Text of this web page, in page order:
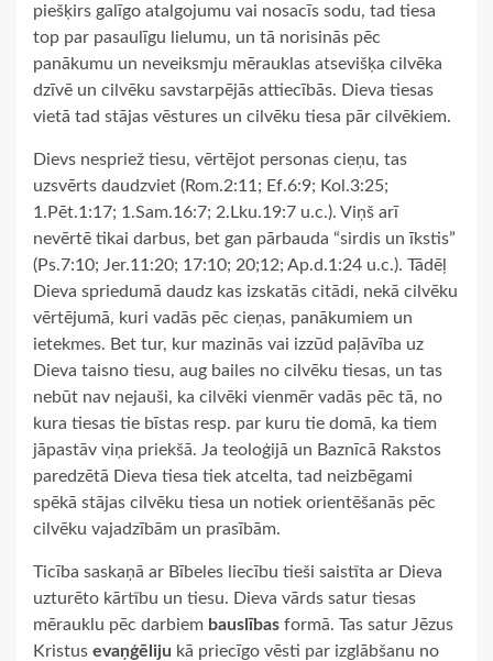
piešķirs galīgo atalgojumu vai nosacīs sodu, tad tiesa
top par pasaulīgu lielumu, un tā norisinās pēc
panākumu un neveiksmju mērauklas atsevišķa cilvēka
dzīvē un cilvēku savstarpējās attiecībās. Dieva tiesas
vietā tad stājas vēstures un cilvēku tiesa pār cilvēkiem.
Dievs nespriež tiesu, vērtējot personas cieņu, tas
uzsvērts daudzviet (Rom.2:11; Ef.6:9; Kol.3:25;
1.Pēt.1:17; 1.Sam.16:7; 2.Lku.19:7 u.c.). Viņš arī
nevērtē tikai darbus, bet gan pārbauda “sirdis un īkstis”
(Ps.7:10; Jer.11:20; 17:10; 20;12; Ap.d.1:24 u.c.). Tādēļ
Dieva spriedumā daudz kas izskatās citādi, nekā cilvēku
vērtējumā, kuri vadās pēc cieņas, panākumiem un
ietekmes. Bet tur, kur mazinās vai izzūd paļāvība uz
Dieva taisno tiesu, aug bailes no cilvēku tiesas, un tas
nebūt nav nejauši, ka cilvēki vienmēr vadās pēc tā, no
kura tiesas tie bīstas resp. par kuru tie domā, ka tiem
jāpastāv viņa priekšā. Ja teoloģijā un Baznīcā Rakstos
paredzētā Dieva tiesa tiek atcelta, tad neizbēgami
spēkā stājas cilvēku tiesa un notiek orientēšanās pēc
cilvēku vajadzībām un prasībām.
Ticība saskaņā ar Bībeles liecību tieši saistīta ar Dieva
uzturēto kārtību un tiesu. Dieva vārds satur tiesas
mērauklu pēc darbiem bauslības formā. Tas satur Jēzus
Kristus evaņģēliju kā priecīgo vēsti par izglābšanu no